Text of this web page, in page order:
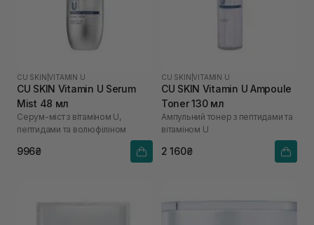
CU SKIN |VITAMIN U
CU SKIN Vitamin U Serum
Mist 48 мл
Серум-міст з вітаміном U,
пептидами та волюфіліном
996₴
CU SKIN |VITAMIN U
CU SKIN Vitamin U Ampoule
Toner 130 мл
Ампульний тонер з пептидами та
вітаміном U
2 160₴